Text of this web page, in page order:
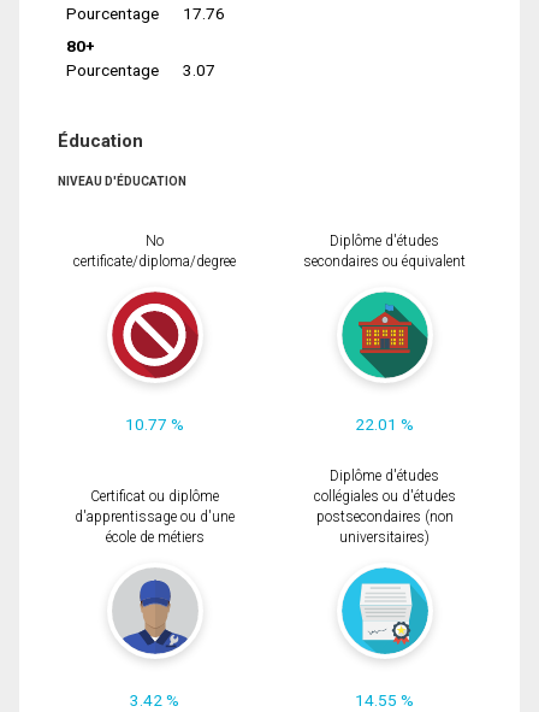
Pourcentage
17.76
80+
Pourcentage
3.07
Éducation
NIVEAU D'ÉDUCATION
No
certificate/diploma/degree
10.77 %
Diplôme d'études
secondaires ou équivalent
22.01 %
Certificat ou diplôme
d'apprentissage ou d'une
école de métiers
3.42 %
Diplôme d'études
collégiales ou d'études
postsecondaires (non
universitaires)
14.55 %